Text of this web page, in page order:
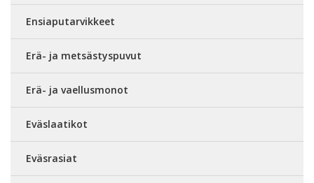
Ensiaputarvikkeet
Erä- ja metsästyspuvut
Erä- ja vaellusmonot
Eväslaatikot
Eväsrasiat